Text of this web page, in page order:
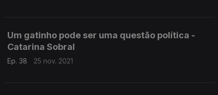
Um gatinho pode ser uma questão política -
Catarina Sobral
Ep. 38 25 nov. 2021